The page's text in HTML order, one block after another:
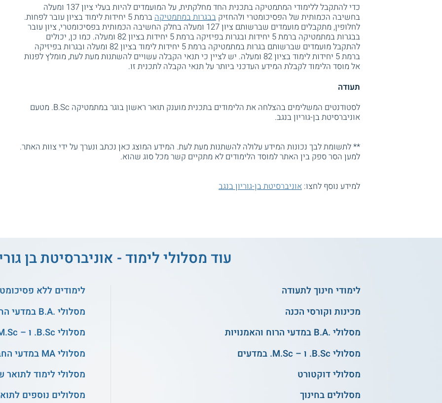
כדי להתקבל ללימודי המתמטיקה בתכנית החד מחלקתית, על המועמדים להיות בעלי ציון 137 ומעלה
בחשיבה הכמותית של הפסיכומטרי ולהחזיק בבגרות במתמטיקה
ברמת 5 יחידות לימוד בציון עובר לפחות.
לחלופין, מתקבלים מועמדים שברשותם ציון 127 ומעלה בחלק החשיבה הכמותית בפסיכומטרי, ציון עובר
בבגרות במתמטיקה ברמת 5 יחידות ובגרות בפיזיקה ברמת 5 יחידות בציון 82 ומעלה. כמו כן, יכולים
להתקבל מועמדים שברשותם בגרות במתמטיקה ברמת 5 יחידות לימוד בציון 82 ומעלה ובגרות בפיזיקה
ברמת 5 יחידות לימוד בציון 82 ומעלה. יש לציין כי תנאי הקבלה עשויים להשתנות מעת לעת, מומלץ לפנות
אל מוסד הלימוד לקבלת המידע העדכני ביותר על תנאי הקבלה לתכנית זו.
תעודה
לסטודנטים המשלימים בהצלחה את הלימודים בתכנית מוענק תואר ראשון בוגר במתמטיקה B.Sc. מטעם
אוניברסיטת בן-גוריון בנגב.
** לתשומת לבך נכונות המידע עלולה להשתנות מעת לעת. המידע המוצג כאן נכתב ונערך על ידי צוות האתר.
למען הסר ספק בין האתר למוסד הלימודים לא מתקיים קשר מכל סוג שהוא.
למידע נוסף לחצו: אוניברסיטת בן-גוריון בנגב
עוד מסלולי לימוד - אוניברסיטת בן
לימודי חינוך לתעודה
מכינות וקורסי הכנה
מסלולי .B.A במדעי הרוח והאמנויות
מסלולי B.Sc. ו – M.Sc. במדעים
מסלולי דוקטורט
מסלולים בחינוך
לימודים ללא
מסלולי .B.A במדעי החברה
מסלולי B.Sc. ו – M.Sc. בהנדסה
מסלולי MA במדעי החברה
מסלולי לימוד לתואר
מסלולים נוספים